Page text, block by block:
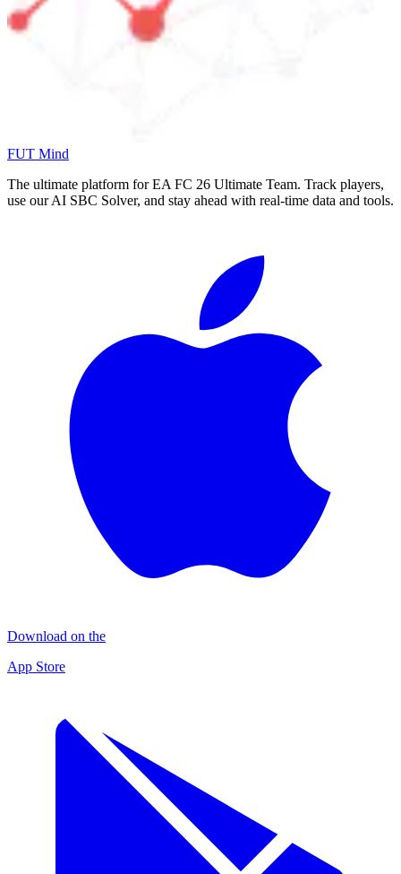
FUT Mind
The ultimate platform for EA FC 26 Ultimate Team. Track players,
use our AI SBC Solver, and stay ahead with real-time data and tools.
Download on the
App Store